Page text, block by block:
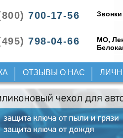
700-17-56
798-04-66
МО,
ОТЗЫВЫ О НАС